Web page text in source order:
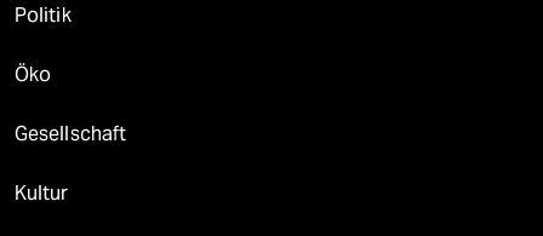
Politik
Öko
Gesellschaft
Kultur